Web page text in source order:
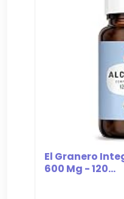
El Granero
600 Mg - 120...